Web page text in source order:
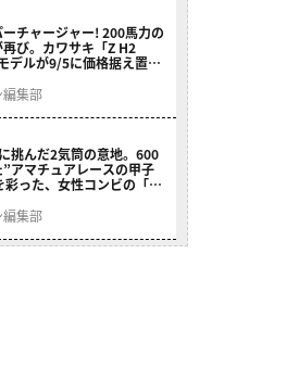
チャージャー! 200馬力の
び。カワサキ「Z H2
デルが9/5に価格据え置き
編集部
挑んだ2気筒の意地。600
アマチュアレースの甲子
った、女性コンビの「ス
編集部